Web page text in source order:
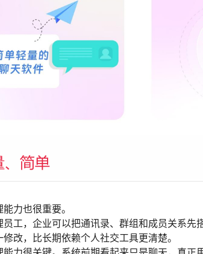
力也很重要。
工，企业可以把通讯录、群组和成员关系先
改，比长期依赖个人社交工具更清楚。